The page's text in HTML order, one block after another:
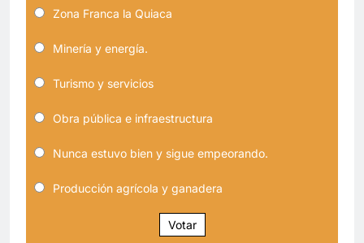
Zona Franca la Quiaca
Minería y energía.
Turismo y servicios
Obra pública e infraestructura
Nunca estuvo bien y sigue empeorando.
Producción agrícola y ganadera
Votar